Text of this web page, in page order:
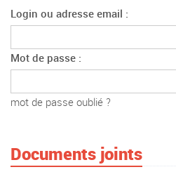
Login ou adresse email :
Mot de passe :
mot de passe oublié ?
Documents joints